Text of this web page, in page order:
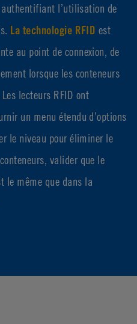
l’utilisation de
La technologie RFID est
au point de connexion, de
lorsque les conteneurs
lecteurs RFID ont
un menu étendu d’options
le niveau pour éliminer le
valider que le
le même que dans la